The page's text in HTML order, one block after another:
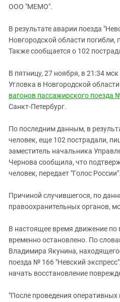
Дагестан
Кабардино-Балкария
Калмыкия
Карачаево-Черкесия
Краснодарский край
Нагорный Карабах
Ростовская область
Северная Осетия - Алания
СКФО
Чечня
Южная Осетия
Южный Кавказ
ЮФО
ООО "МЕМО".
В результате аварии поезда
Новгородской области погибли,
Также сообщается о 102
В пятницу, 27 ноября, в 21:34
Угловка в Новгородской области
вагонов пассажирского поезда
Санкт-Петербург.
По последним данным, в
человек, еще 102 пострадали,
заместитель начальника
Чернова сообщила, что
человек, передает "Голос России".
Причиной случившегося, по
правоохранительных органов,
В настоящее время движение по
временно остановлено. По
Владимира Якунина,
поезда № 166 "Невский
начать восстановление
"После проведения оперативных